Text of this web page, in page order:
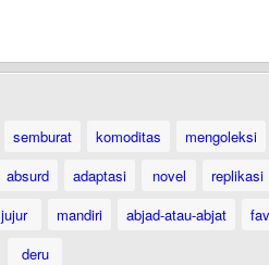
semburat komoditas mengoleksi
absurd adaptasi novel replikasi
jujur mandiri abjad-atau-abjat
deru